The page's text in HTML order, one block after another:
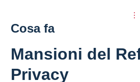
Cosa fa
Mansioni del
Privacy